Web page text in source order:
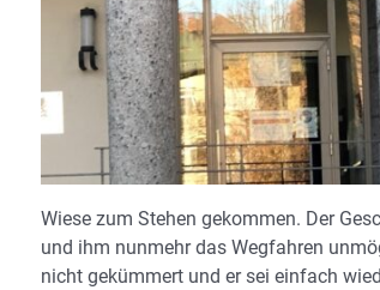
Wiese zum Stehen gekommen. Der
und ihm nunmehr das Wegfahren
nicht gekümmert und er sei einfach